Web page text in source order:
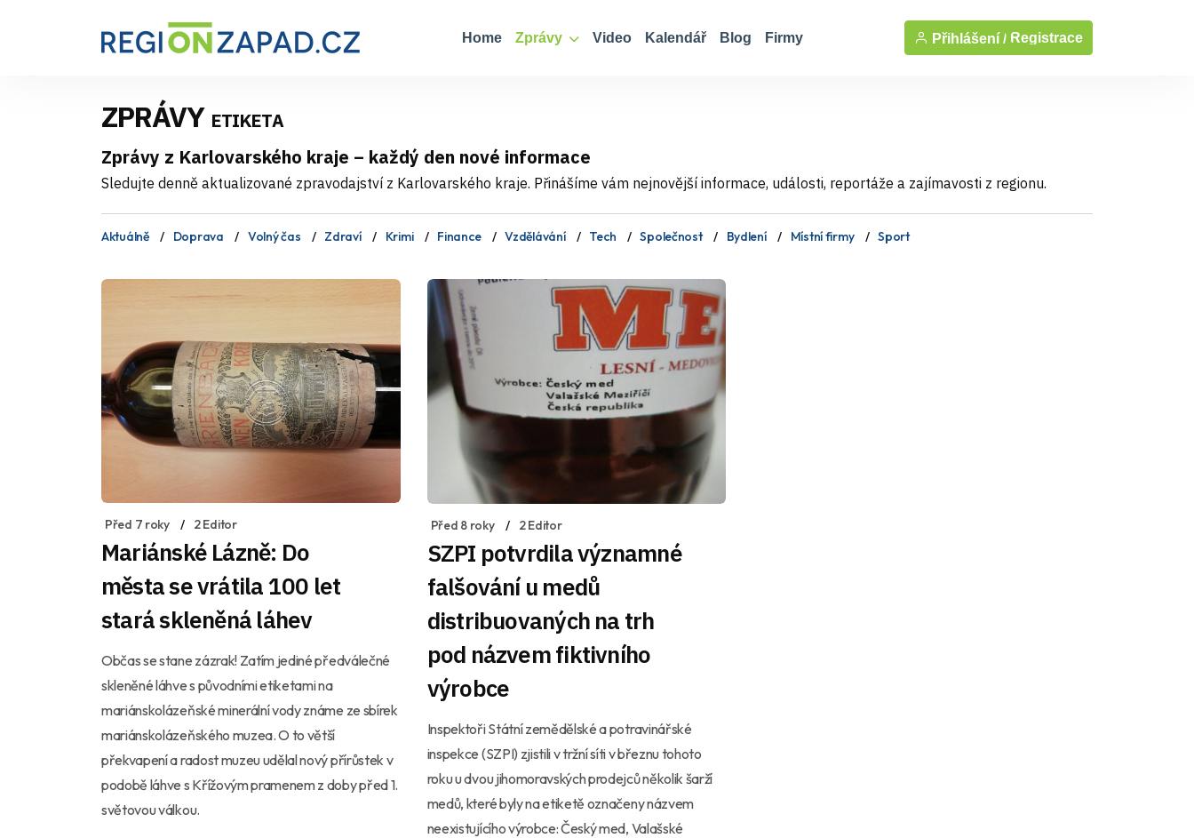
Home Zprávy Video Kalendář Blog Firmy Přihlášení / Registrace
ZPRÁVY ETIKETA
Zprávy z Karlovarského kraje – každý den nové informace
Sledujte denně aktualizované zpravodajství z Karlovarského kraje. Přinášíme vám nejnovější informace, události, reportáže a zajímavosti z regionu.
Aktuálně Doprava Volný čas Zdraví Krimi Finance Vzdělávání Tech Společnost Bydlení Místní firmy Sport
Před 7 roky 2 Editor
Mariánské Lázně: Do
města se vrátila 100 let
stará skleněná láhev
Občas se stane zázrak! Zatím jediné předválečné
skleněné láhve s původními etiketami na
mariánskolázeňské minerální vody známe ze sbírek
mariánskolázeňského muzea. O to větší
překvapení a radost muzeu udělal nový přírůstek v
podobě láhve s Křížovým pramenem z doby před 1.
světovou válkou.
Před 8 roky 2 Editor
SZPI potvrdila významné
falšování u medů
distribuovaných na trh
pod názvem fiktivního
výrobce
Inspektoři Státní zemědělské a potravinářské
inspekce (SZPI) zjistili v tržní síti v březnu tohoto
roku u dvou jihomoravských prodejců několik šarží
medů, které byly na etiketě označeny názvem
neexistujícího výrobce: Český med, Valašské